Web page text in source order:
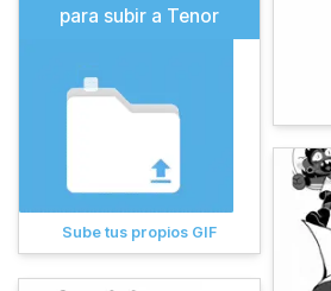
para subir a Tenor
Sube tus propios GIF